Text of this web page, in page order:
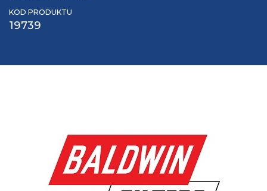
KOD PRODUKTU
19739